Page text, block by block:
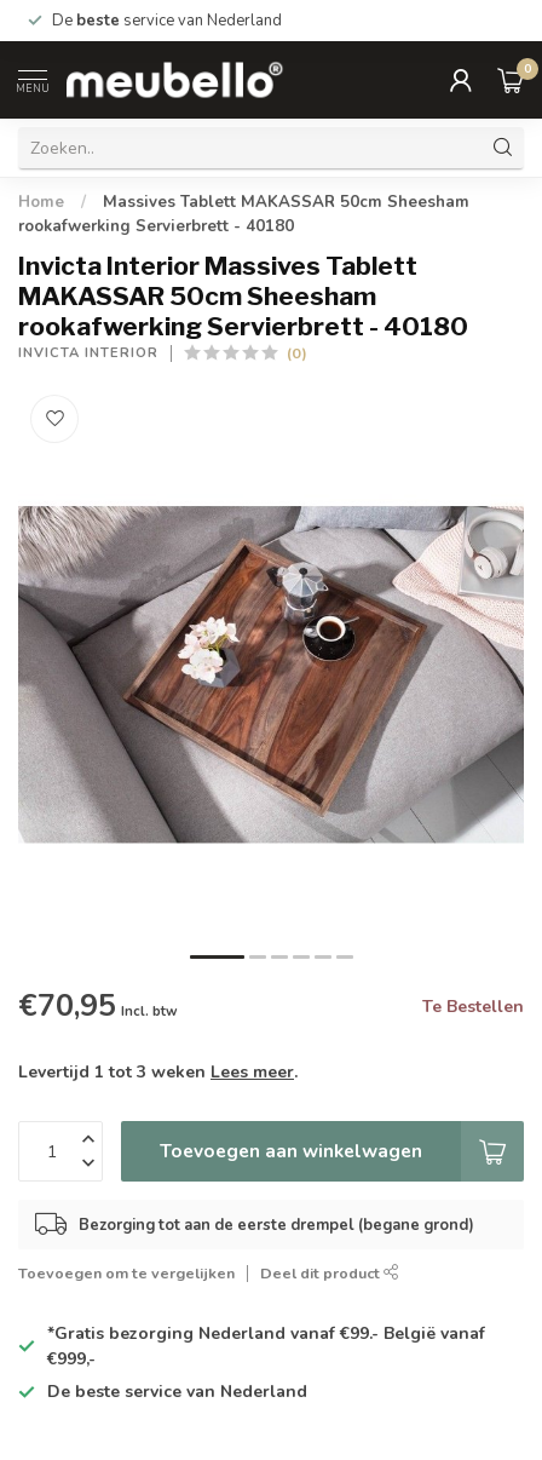
De beste service van Nederland
MENU
0
Home /
Massives Tablett MAKASSAR 50cm Sheesham
rookafwerking Servierbrett - 40180
Invicta Interior Massives Tablett
MAKASSAR 50cm Sheesham
rookafwerking Servierbrett - 40180
INVICTA INTERIOR (0)
€70,95 Incl. btw Te Bestellen
Levertijd 1 tot 3 weken Lees meer.
Toevoegen aan winkelwagen
Bezorging tot aan de eerste drempel (begane grond)
Toevoegen om te vergelijken Deel dit product
*Gratis bezorging Nederland vanaf €99.- België vanaf
€999,-
De beste service van Nederland